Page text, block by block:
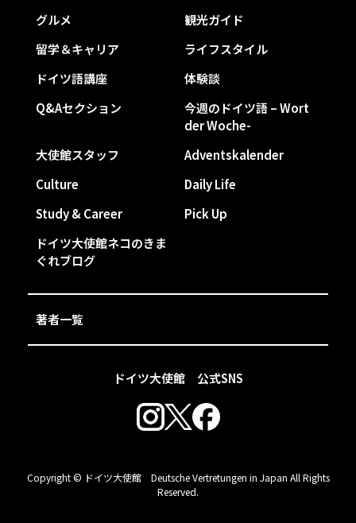
ドイツ大使館 公式SNS
グルメ
観光ガイド
留学＆キャリア
ライフスタイル
ドイツ語講座
体験談
Q&Aセクション
今週のドイツ語 – Wort
der Woche-
大使館スタッフ
Adventskalender
Culture
Daily Life
Study & Career
Pick Up
ドイツ大使館ネコのきま
ぐれブログ
著者一覧
Copyright © ドイツ大使館 Deutsche Vertretungen in Japan All Rights
Reserved.